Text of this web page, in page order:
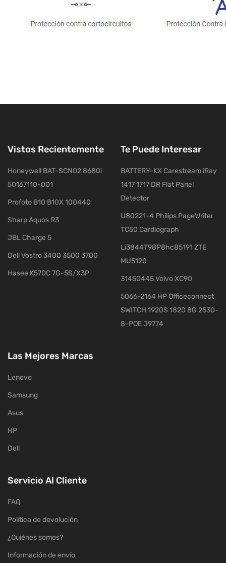
Vistos Recientemente
Honeywell BAT-SCN02 8680i
50167110-001
Profoto B10 B10X 100440
Sharp Aquos R3
JBL Charge 5
Dell Vostro 3400 3500 3700
Hasee K570C 7G-5S/X3P
Te Puede Interesar
BATTERY-KX Carestream iRay
1417 1717 DR Flat Panel
Detector
U80221-4 Philips PageWriter
TC50 Cardiograph
Li3844T98P8hc85191 ZTE
MU5120
31450445 Volvo XC90
5066-2164 HP Officeconnect
SWITCH 1920S 1820 8G 2530-
8-POE J9774
Las Mejores Marcas
Lenovo
Samsung
Asus
HP
Dell
Servicio Al Cliente
FAQ
Política de devolución
¿Quiénes somos?
Información de envío